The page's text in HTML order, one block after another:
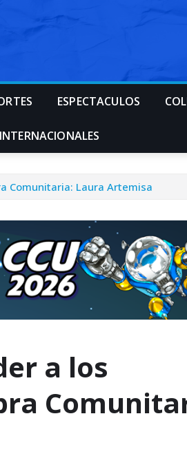
ESPECTACULOS
INTERNACIONALES
Comunitaria: Laura Artemisa
a los